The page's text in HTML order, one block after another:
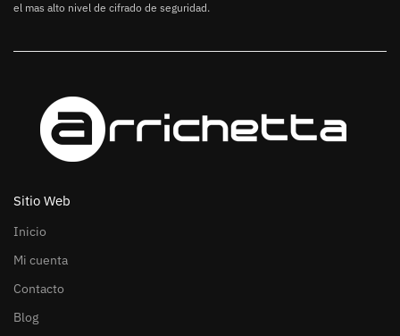
el mas alto nivel de cifrado de seguridad.
Sitio Web
Inicio
Mi cuenta
Contacto
Blog